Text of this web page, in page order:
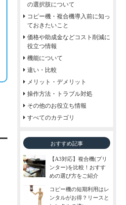
の選択肢について
コピー機・複合機導入前に知っ
ておきたいこと
価格や助成金などコスト削減に
役立つ情報
機能について
違い・比較
メリット・デメリット
操作方法・トラブル対処
その他のお役立ち情報
すべてのカテゴリ
おすすめ記事
【A3対応】複合機(プリ
ンター)を比較！おすす
めの選び方をご紹介
コピー機の短期利用はレ
ンタルがお得？リースと